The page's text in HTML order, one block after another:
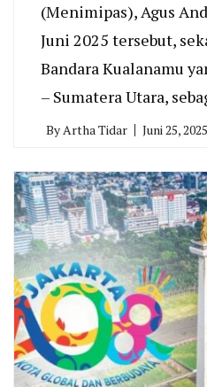
(Menimipas), Agus
Juni 2025 tersebut,
Bandara Kualanamu
– Sumatera Utara,
ByArtha Tidar Juni 25, 2025